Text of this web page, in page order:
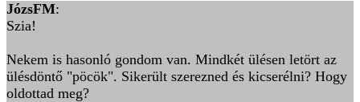
JózsFM:
Szia!
Nekem is hasonló gondom van. Mindkét ülésen letört az
ülésdöntő "pöcök". Sikerült szerezned és kicserélni? Hogy
oldottad meg?